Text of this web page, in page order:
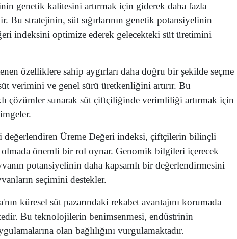
genetik kalitesini artırmak için giderek daha fazla
Bu stratejinin, süt sığırlarının genetik potansiyelinin
indeksini optimize ederek gelecekteki süt üretimini
özelliklere sahip aygırları daha doğru bir şekilde seçme
verimini ve genel sürü üretkenliğini artırır. Bu
çözümler sunarak süt çiftçiliğinde verimliliği artırmak için
değerlendiren Üreme Değeri indeksi, çiftçilerin bilinçli
olmada önemli bir rol oynar. Genomik bilgileri içerecek
potansiyelinin daha kapsamlı bir değerlendirmesini
seçimini destekler.
küresel süt pazarındaki rekabet avantajını korumada
Bu teknolojilerin benimsenmesi, endüstrinin
olan bağlılığını vurgulamaktadır.